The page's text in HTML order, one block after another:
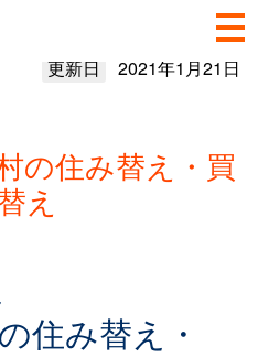
更新日 2021年1月21日
の住み替え・買
え
の住み替え・